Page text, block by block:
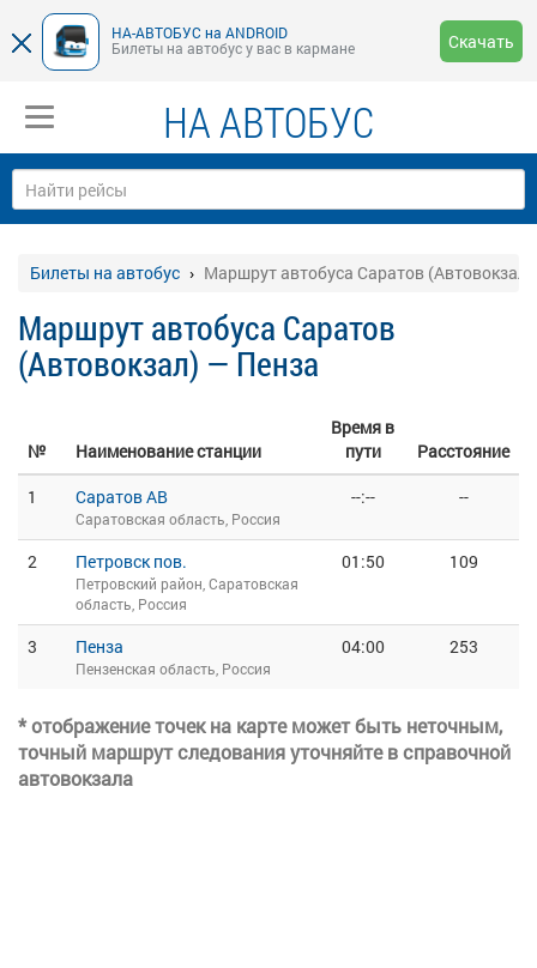
НА-АВТОБУС на ANDROID
Билеты на автобус у вас в кармане
Скачать
НА АВТОБУС
Билеты на автобус Маршрут автобуса Саратов
Маршрут автобуса Саратов
(Автовокзал) — Пенза
№ Наименование станции
Время в
пути
Расстояние
1
Саратов АВ
Саратовская область, Россия
--:-- --
2 Петровск пов.
Петровский район, Саратовская
область, Россия
01:50 109
3 Пенза
Пензенская область, Россия
04:00 253
* отображение точек на карте может быть неточным,
точный маршрут следования уточняйте в справочной
автовокзала